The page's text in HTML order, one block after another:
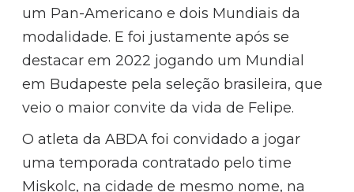
um Pan-Americano e dois Mundiais da
modalidade. E foi justamente após se
destacar em 2022 jogando um Mundial
em Budapeste pela seleção brasileira, que
veio o maior convite da vida de Felipe.
O atleta da ABDA foi convidado a jogar
uma temporada contratado pelo time
Miskolc, na cidade de mesmo nome, na